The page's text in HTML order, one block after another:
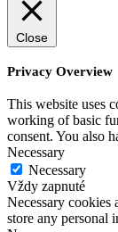
Close
Privacy Overview
This website uses
working of basic
consent. You also
Necessary
Necessary
Vždy zapnuté
Necessary cookies
store any personal